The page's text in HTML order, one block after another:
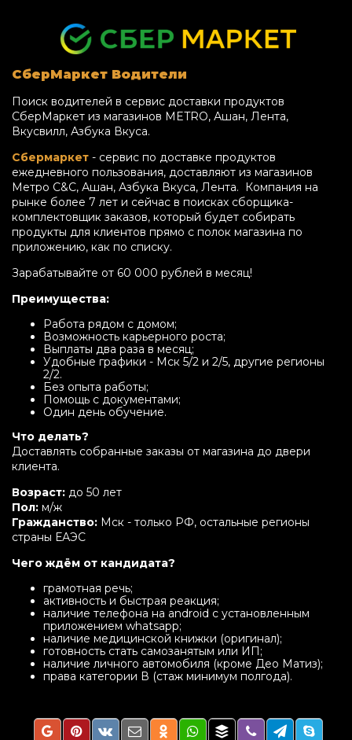
СберМаркет Водители
Поиск водителей в сервис доставки продуктов
СберМаркет из магазинов METRO, Ашан, Лента,
Вкусвилл, Азбука Вкуса.
Сбермаркет - сервис по доставке продуктов
ежедневного пользования, доставляют из магазинов
Метро C&C, Ашан, Азбука Вкуса, Лента. Компания на
рынке более 7 лет и сейчас в поисках сборщика-
комплектовщик заказов, который будет собирать
продукты для клиентов прямо с полок магазина по
приложению, как по списку.
Зарабатывайте от 60 000 рублей в месяц!
Преимущества:
Работа рядом с домом;
Возможность карьерного роста;
Выплаты два раза в месяц;
Удобные графики - Мск 5/2 и 2/5, другие регионы
2/2.
Без опыта работы;
Помощь с документами;
Один день обучение.
Что делать?
Доставлять собранные заказы от магазина до двери
клиента.
Возраст: до 50 лет
Пол: м/ж
Гражданство: Мск - только РФ, остальные регионы
страны ЕАЭС
Чего ждём от кандидата?
грамотная речь;
активность и быстрая реакция;
наличие телефона на android с установленным
приложением whatsapp;
наличие медицинской книжки (оригинал);
готовность стать самозанятым или ИП;
наличие личного автомобиля (кроме Део Матиз);
права категории В (стаж минимум полгода).